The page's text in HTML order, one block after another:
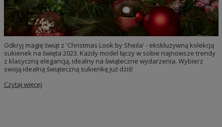
Odkryj magię świąt z 'Christmas Look by Sheila' - ekskluzywną kolekcją
sukienek na święta 2023. Każdy model łączy w sobie najnowsze trendy
z klasyczną elegancją, idealny na świąteczne wydarzenia. Wybierz
swoją idealną świąteczną sukienkę już dziś!
Czytaj więcej